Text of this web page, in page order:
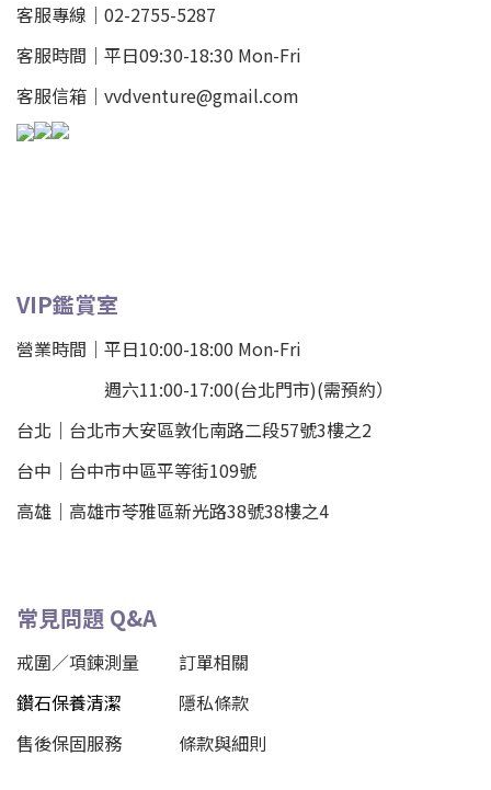
客服專線｜02-2755-5287
客服時間｜平日09:30-18:30 Mon-Fri
客服信箱｜vvdventure@gmail.com
VIP鑑賞室
營業時間｜平日10:00-18:00 Mon-Fri
週六11:00-17:00(台北門市)(需預約）
台北 ｜ 台北市大安區敦化南路二段57號3樓之2
台中｜ 台中市中區平等街109號
高雄｜ 高雄市苓雅區新光路38號38樓之4
常見問題 Q&A
戒圍／項鍊測量
訂單相關
鑽石保養清潔
隱私條款
售後保固服務
條款與細則